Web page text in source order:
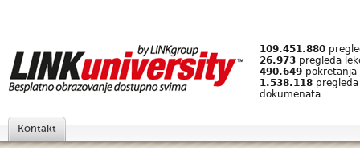
109.451.880
26.973 pregleda
490.649 pokretanja
1.538.118
dokumenata
Kontakt